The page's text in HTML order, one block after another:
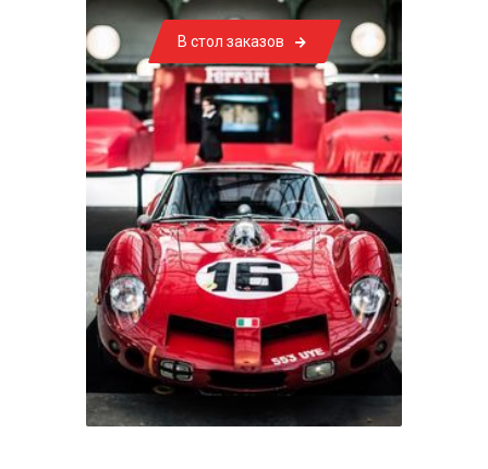
В стол заказов